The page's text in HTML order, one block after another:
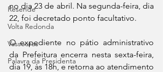
Resende
Volta Redonda
Vassouras
Palavra da Presidenta
no dia 23 de abril. Na segunda-feira, dia
22, foi decretado ponto facultativo.
O expediente no pátio administrativo
da Prefeitura encerra nesta sexta-feira,
dia 19, às 18h, e retorna ao atendimento